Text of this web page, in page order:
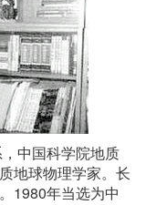
中国科学院地质
地球物理学家。长
1980年当选为中